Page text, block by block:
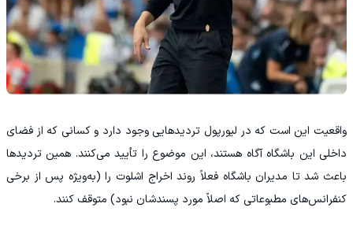
واقعیت این است که در لیورپول تردیدهایی وجود دارد و کسانی که از فضای
داخلی این باشگاه آگاه هستند، این موضوع را تأیید می‌کنند. همین تردیدها
باعث شد تا مدیران باشگاه فعلاً روند اخراج اشلوت را (به‌ویژه پس از برخی
کنفرانس‌های مطبوعاتی که اصلاً مورد پسندشان نبود) متوقف کنند.